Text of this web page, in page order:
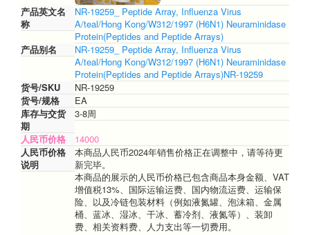
禽
流
感
毒
A/teal/Hong
Kong/W312/1997
(H6N1)
神
经
酸
酶
蛋
产品英文名
称
NR-19259_ Peptide Array, Influenza Virus
A/teal/Hong Kong/W312/1997 (H6N1) Neuraminidase
Protein(Peptides and Peptide Arrays)
产品别名
NR-19259_ Peptide Array, Influenza Virus
A/teal/Hong Kong/W312/1997 (H6N1) Neuraminidase
Protein(Peptides and Peptide Arrays)NR-19259
货号/SKU
NR-19259
货号/规格
EA
库存与交货
期
3-8周
人民币价格
14000
人民币价格
说明
本商品人民币2024年销售价格正在调整中，请等待更
新完毕。
本商品的展示的人民币价格已包含商品本身金额、VAT
增值税13%、国际运输运费、国内物流运费、运输保
险、以及冷链包装材料（例如液氮罐、泡沫箱、金属
桶、蓝冰、湿冰、干冰、蓄冷剂、液氮等）、装卸
费、相关资料费、人力支出等一切费用。